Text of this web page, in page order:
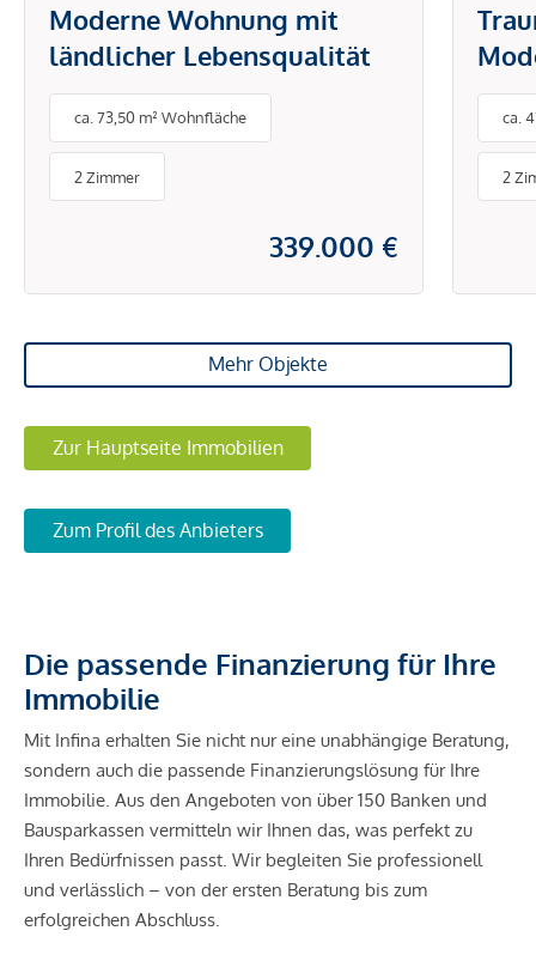
Moderne Wohnung mit
ländlicher Lebensqualität
ca. 73,50 m² Wohnfläche
2 Zimmer
339.000 €
ca.
2
Mehr Objekte
Zur Hauptseite Immobilien
Zum Profil des Anbieters
Die passende Finanzierung für Ihre
Immobilie
Mit Infina erhalten Sie nicht nur eine unabhängige Beratung,
sondern auch die passende Finanzierungslösung für Ihre
Immobilie. Aus den Angeboten von über 150 Banken und
Bausparkassen vermitteln wir Ihnen das, was perfekt zu
Ihren Bedürfnissen passt. Wir begleiten Sie professionell
und verlässlich – von der ersten Beratung bis zum
erfolgreichen Abschluss.